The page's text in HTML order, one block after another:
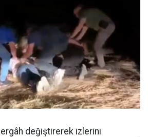
değiştirerek izlerini